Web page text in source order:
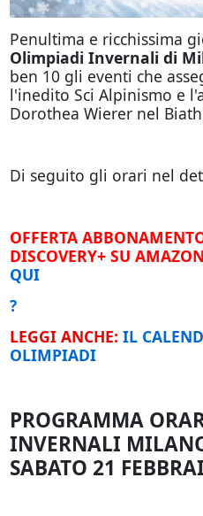
Penultima e ricchissima
Olimpiadi Invernali di
ben 10 gli eventi che
l'inedito Sci Alpinismo e
Dorothea Wierer nel
Di seguito gli orari nel
OFFERTA
DISCOVERY+ SU
QUI
?
LEGGI ANCHE: IL
OLIMPIADI
PROGRAMMA
INVERNALI
SABATO 21